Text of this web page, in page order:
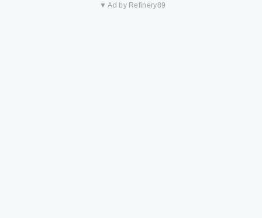
▼ Ad by Refinery89